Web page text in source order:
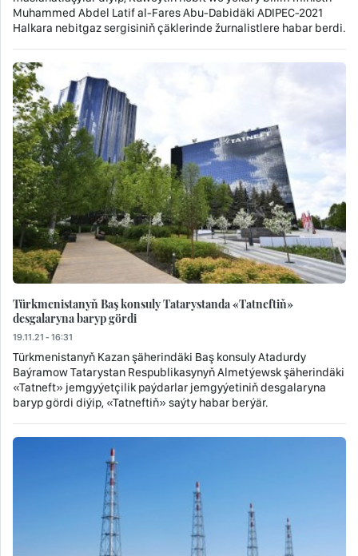
Muhammed Abdel Latif al-Fares Abu-Dabidäki ADIPEC-2021
Halkara nebitgaz sergisiniň çäklerinde žurnalistlere habar berdi.
Türkmenistanyň Baş konsuly Tatarystanda «Tatneftiň»
desgalaryna baryp gördi
19.11.21 - 16:31
Türkmenistanyň Kazan şäherindäki Baş konsuly Atadurdy
Baýramow Tatarystan Respublikasynyň Almetýewsk şäherindäki
«Tatneft» jemgyýetçilik paýdarlar jemgyýetiniň desgalaryna
baryp gördi diýip, «Tatneftiň» saýty habar berýär.